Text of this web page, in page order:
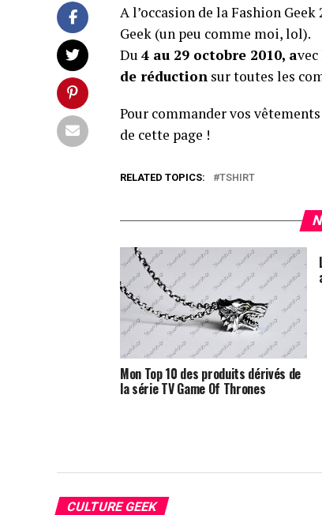
A l’occasion de la Fashion
Geek (un peu comme moi, lol).
Du 4 au 29 octobre 2010, a
de réduction sur toutes les
Pour commander vos
de cette page !
RELATED TOPICS: TSHIRT
Mon Top 10 des produits dérivés de
la série TV Game Of Thrones
CULTURE GEEK